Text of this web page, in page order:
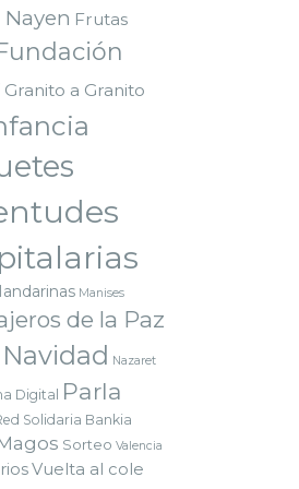
Nayen Frutas
Granito a Granito
Manises
de la Paz
Navidad Nazaret
Digital Parla
Solidaria Bankia
Sorteo Valencia
Vuelta al cole